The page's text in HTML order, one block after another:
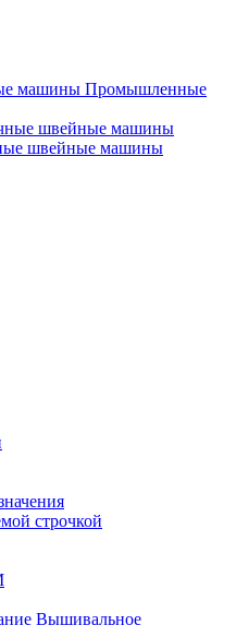
Промышленные
швейные машины
швейные машины
строчкой
Вышивальное